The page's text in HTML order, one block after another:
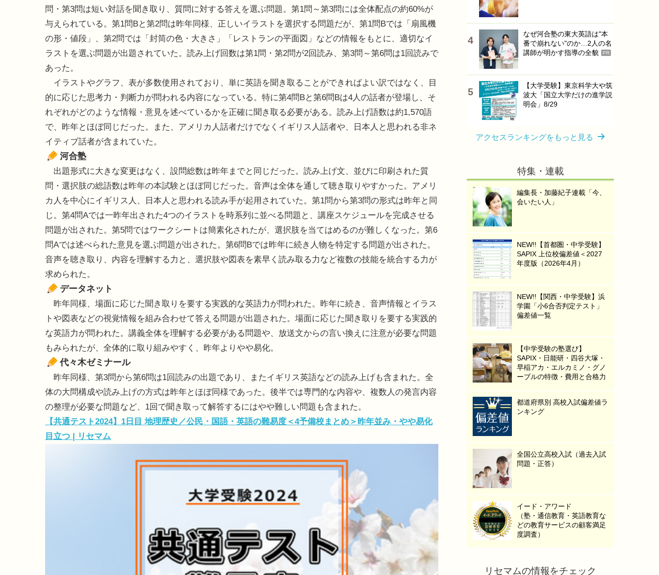
問・第3問は短い対話を聞き取り、質問に対する答えを選ぶ問題。第1問～第3問には全体配点の約60%が
与えられている。第1問Bと第2問は昨年同様、正しいイラストを選択する問題だが、第1問Bでは「扇風機
の形・値段」、第2問では「封筒の色・大きさ」「レストランの平面図」などの情報をもとに、適切なイ
ラストを選ぶ問題が出題されていた。読み上げ回数は第1問・第2問が2回読み、第3問～第6問は1回読みで
あった。
イラストやグラフ、表が多数使用されており、単に英語を聞き取ることができればよい訳ではなく、目
的に応じた思考力・判断力が問われる内容になっている。特に第4問Bと第6問Bは4人の話者が登場し、そ
れぞれがどのような情報・意見を述べているかを正確に聞き取る必要がある。読み上げ語数は約1,570語
で、昨年とほぼ同じだった。また、アメリカ人話者だけでなくイギリス人話者や、日本人と思われる非ネ
イティブ話者が含まれていた。
河合塾
出題形式に大きな変更はなく、設問総数は昨年までと同じだった。読み上げ文、並びに印刷された質
問・選択肢の総語数は昨年の本試験とほぼ同じだった。音声は全体を通して聴き取りやすかった。アメリ
カ人を中心にイギリス人、日本人と思われる読み手が起用されていた。第1問から第3問の形式は昨年と同
じ。第4問Aでは一昨年出された4つのイラストを時系列に並べる問題と、講座スケジュールを完成させる
問題が出された。第5問ではワークシートは簡素化されたが、選択肢を当てはめるのが難しくなった。第6
問Aでは述べられた意見を選ぶ問題が出された。第6問Bでは昨年に続き人物を特定する問題が出された。
音声を聴き取り、内容を理解する力と、選択肢や図表を素早く読み取る力など複数の技能を統合する力が
求められた。
データネット
昨年同様、場面に応じた聞き取りを要する実践的な英語力が問われた。昨年に続き、音声情報とイラス
トや図表などの視覚情報を組み合わせて答える問題が出題された。場面に応じた聞き取りを要する実践的
な英語力が問われた。講義全体を理解する必要がある問題や、放送文からの言い換えに注意が必要な問題
もみられたが、全体的に取り組みやすく、昨年よりやや易化。
代々木ゼミナール
昨年同様、第3問から第6問は1回読みの出題であり、またイギリス英語などの読み上げも含まれた。全
体の大問構成や読み上げの方式は昨年とほぼ同様であった。後半では専門的な内容や、複数人の発言内容
の整理が必要な問題など、1回で聞き取って解答するにはやや難しい問題も含まれた。
【共通テスト2024】1日目 地理歴史／公民・国語・英語の難易度＜4予備校まとめ＞昨年並み・やや易化
目立つ | リセマム
なぜ河合塾の東大英語は"本
番で崩れない"のか…2人の名
講師が明かす指導の全貌
PR
【大学受験】東京科学大や筑
波大「国立大学だけの進学説
明会」8/29
アクセスランキングをもっと見る
特集・連載
編集長・加藤紀子連載「今、
会いたい人」
NEW!!【首都圏・中学受験】
SAPIX 上位校偏差値＜2027
年度版（2026年4月）
NEW!!【関西・中学受験】浜
学園「小6合否判定テスト」
偏差値一覧
【中学受験の塾選び】
SAPIX・日能研・四谷大塚・
早稲アカ・エルカミノ・グノ
ーブルの特徴・費用と合格力
都道府県別 高校入試偏差値ラ
ンキング
全国公立高校入試（過去入試
問題・正答）
イード・アワード
（塾・通信教育・英語教育な
どの教育サービスの顧客満足
度調査）
リセマムの情報をチェック